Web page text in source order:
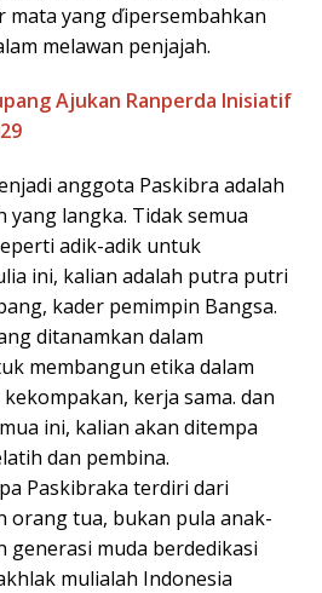
mata yang ďipersembahkan
melawan penjajah.
Ajukan Ranperda Inisiatif
anggota Paskibra adalah
yang langka. Tidak semua
adik-adik untuk
ini, kalian adalah putra putri
kader pemimpin Bangsa.
ditanamkan dalam
membangun etika dalam
kerja sama. dan
ini, kalian akan ditempa
dan pembina.
Paskibraka terdiri dari
orang tua, bukan pula anak-
generasi muda berdedikasi
mulialah Indonesia